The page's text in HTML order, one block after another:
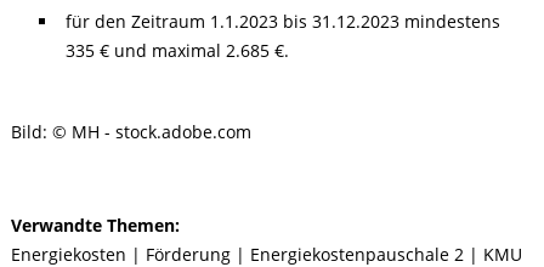
für den Zeitraum 1.1.2023 bis 31.12.2023 mindestens
335 € und maximal 2.685 €.
Bild: © MH - stock.adobe.com
Verwandte Themen:
Energiekosten | Förderung | Energiekostenpauschale 2 | KMU